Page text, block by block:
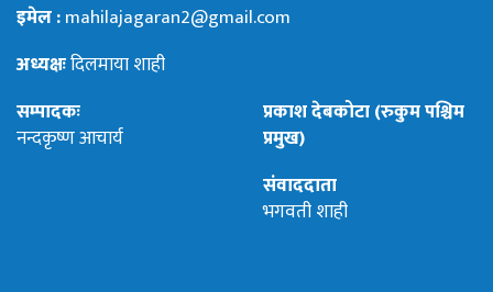
इमेल :mahilajagaran2@gmail.com
अध्यक्षःदिलमाया शाही
सम्पादकः
नन्दकृष्ण आचार्य
प्रकाश देबकोटा (रुकुम पश्चिम
प्रमुख)
संवाददाता
भगवती शाही